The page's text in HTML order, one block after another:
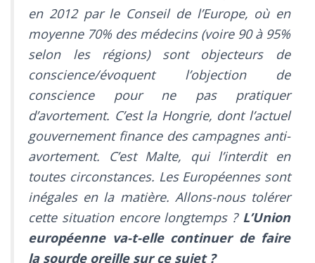
en 2012 par le Conseil de l’Europe, où en
moyenne 70% des médecins (voire 90 à 95%
selon les régions) sont objecteurs de
conscience/évoquent l’objection de
conscience pour ne pas pratiquer
d’avortement. C’est la Hongrie, dont l’actuel
gouvernement finance des campagnes anti-
avortement. C’est Malte, qui l’interdit en
toutes circonstances. Les Européennes sont
inégales en la matière. Allons-nous tolérer
cette situation encore longtemps ?L’Union
européenne va-t-elle continuer de faire
la sourde oreille sur ce sujet ?